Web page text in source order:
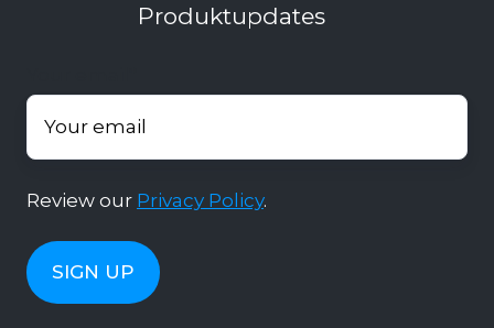
Produktupdates
Review our Privacy Policy.